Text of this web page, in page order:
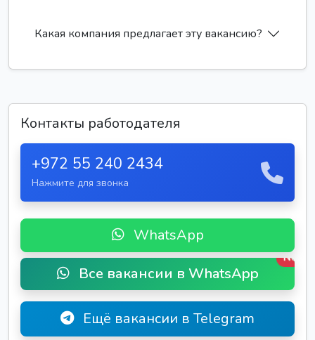
Какая компания предлагает эту вакансию?
Контакты работодателя
+972 55 240 2434
Нажмите для звонка
WhatsApp
Все вакансии в WhatsApp
New
Ещё вакансии в Telegram